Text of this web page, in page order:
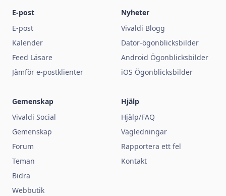
E-post
E-post
Kalender
Feed Läsare
Jämför e-postklienter
Nyheter
Vivaldi Blogg
Dator-ögonblicksbilder
Android Ögonblicksbilder
iOS Ögonblicksbilder
Gemenskap
Vivaldi Social
Gemenskap
Forum
Teman
Bidra
Webbutik
Hjälp
Hjälp/FAQ
Vägledningar
Rapportera ett fel
Kontakt